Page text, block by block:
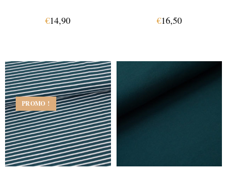
€14,90 €16,50
PROMO !